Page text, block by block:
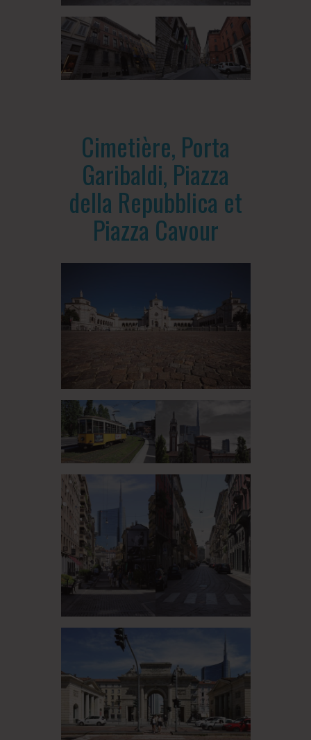
Cimetière, Porta
Garibaldi, Piazza
della Repubblica et
Piazza Cavour